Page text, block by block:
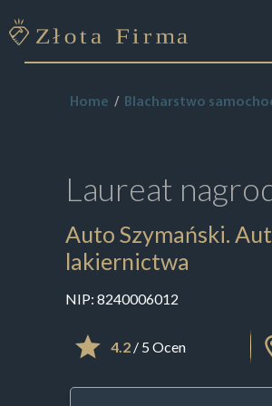
Home Blacharstwo
Laureat
Auto Szymański.
lakiernictwa
NIP: 8240006012
4.2/ 5 Ocen